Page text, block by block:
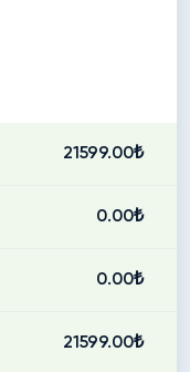
21599.00₺
0.00₺
0.00₺
21599.00₺